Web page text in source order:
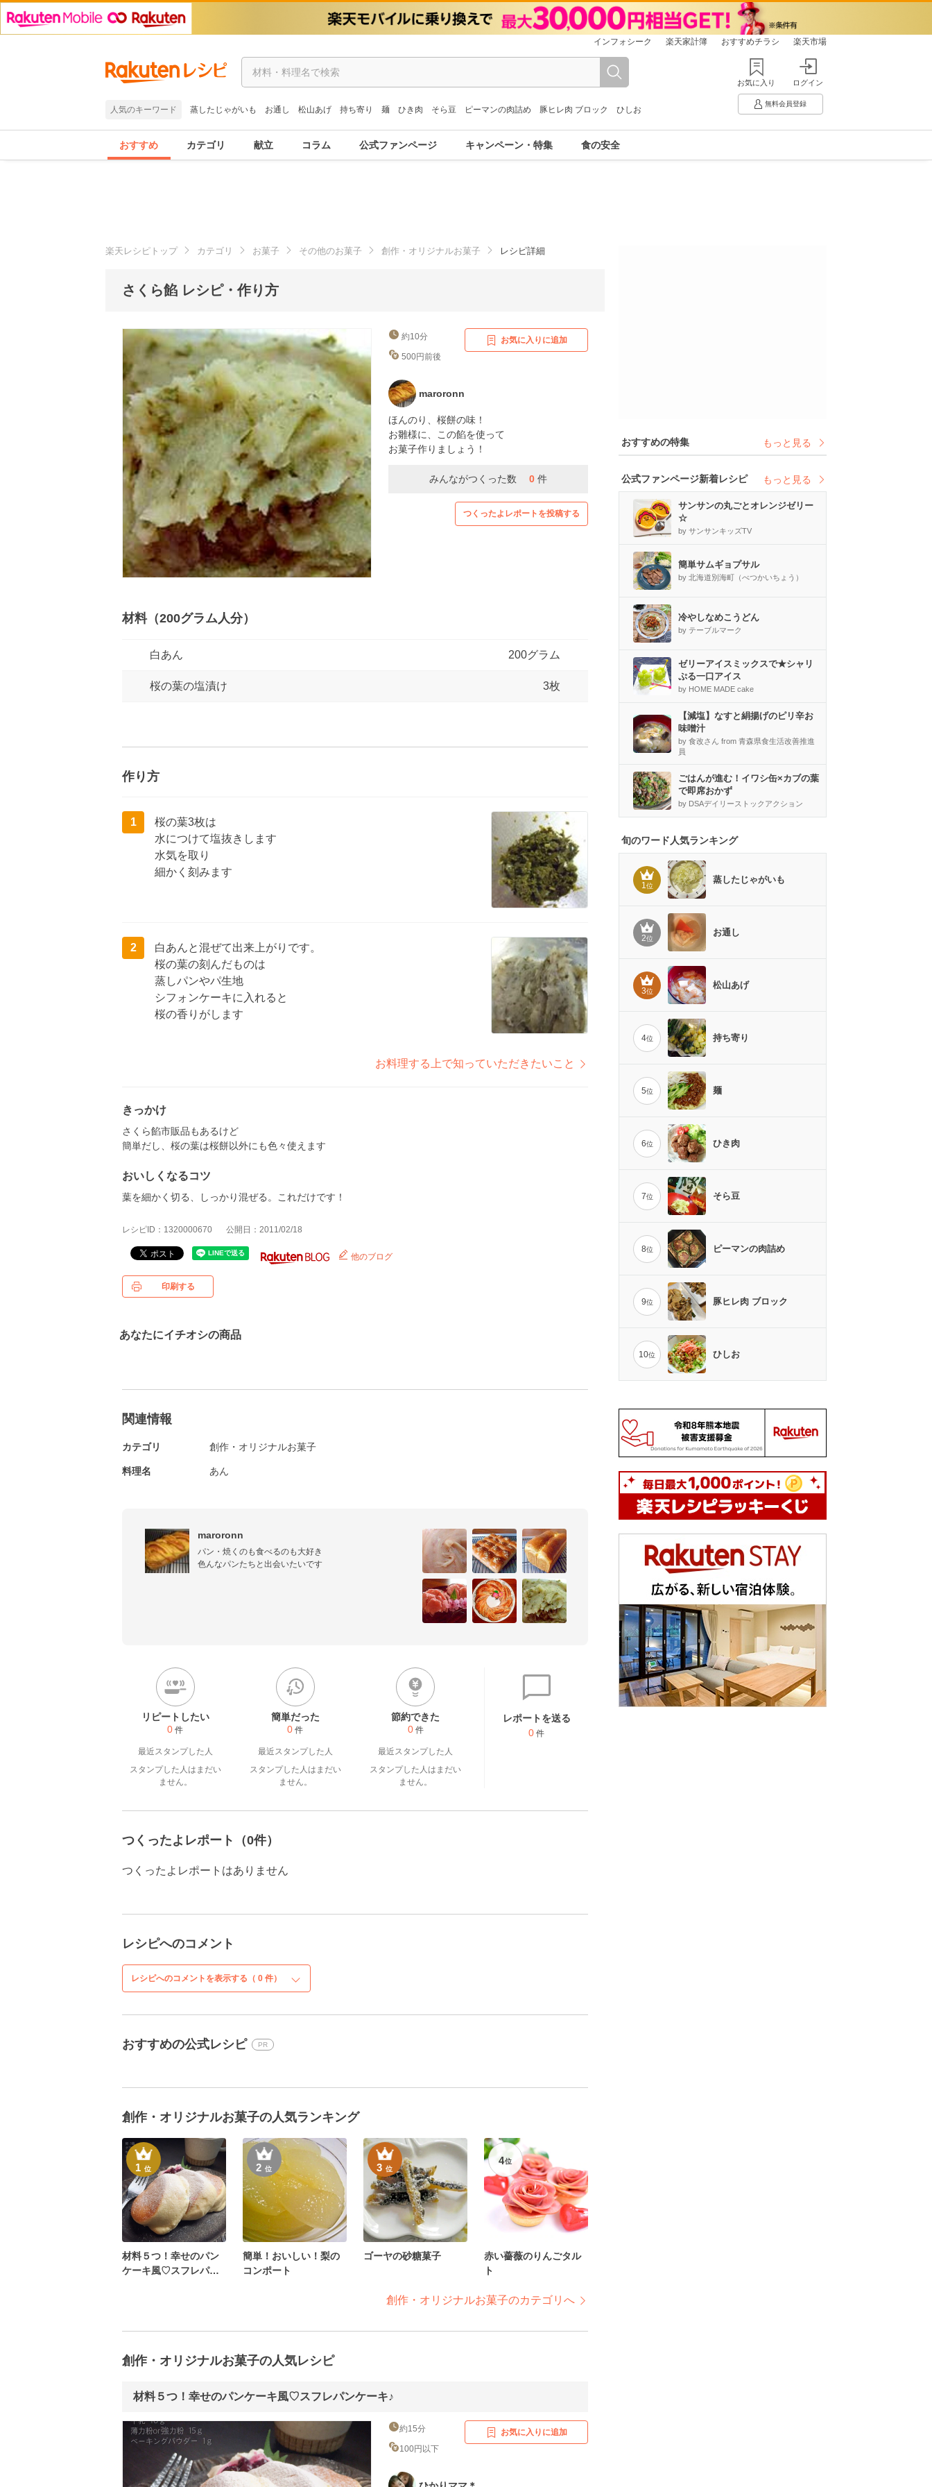
インフォシーク 楽天家計簿 おすすめチラシ 楽天市場
人気のキーワード 蒸したじゃがいも お通し 松山あげ 持ち寄り 麺 ひき肉 そら豆 ピーマンの肉詰め 豚ヒレ肉 ブロック ひしお
お気に入り ログイン
無料会員登録
おすすめ カテゴリ 献立 コラム 公式ファンページ キャンペーン・特集 食の安全
楽天レシピトップ カテゴリ お菓子 その他のお菓子 創作・オリジナルお菓子 レシピ詳細
さくら餡 レシピ・作り方
約10分
500円前後
お気に入りに追加
maroronn
ほんのり、桜餅の味！
お雛様に、この餡を使って
お菓子作りましょう！
みんながつくった数 0 件
つくったよレポートを投稿する
材料（200グラム人分）
白あん 200グラム
桜の葉の塩漬け 3枚
作り方
1
桜の葉3枚は
水につけて塩抜きします
水気を取り
細かく刻みます
2
白あんと混ぜて出来上がりです。
桜の葉の刻んだものは
蒸しパンやパ生地
シフォンケーキに入れると
桜の香りがします
お料理する上で知っていただきたいこと
きっかけ
さくら餡市販品もあるけど
簡単だし、桜の葉は桜餅以外にも色々使えます
おいしくなるコツ
葉を細かく切る、しっかり混ぜる。これだけです！
レシピID：1320000670 公開日：2011/02/18
他のブログ
印刷する
あなたにイチオシの商品
関連情報
カテゴリ 創作・オリジナルお菓子
料理名 あん
maroronn
パン・焼くのも食べるのも大好き
色んなパンたちと出会いたいです
リピートしたい
0 件
最近スタンプした人
スタンプした人はまだい
ません。
簡単だった
0 件
最近スタンプした人
スタンプした人はまだい
ません。
節約できた
0 件
最近スタンプした人
スタンプした人はまだい
ません。
レポートを送る
0 件
つくったよレポート（0件）
つくったよレポートはありません
レシピへのコメント
レシピへのコメントを表示する（ 0 件）
おすすめの公式レシピ PR
創作・オリジナルお菓子の人気ランキング
1位
材料５つ！幸せのパン
ケーキ風♡スフレパン
2位
簡単！おいしい！梨の
コンポート
3位
ゴーヤの砂糖菓子
4位
赤い薔薇のりんごタル
ト
創作・オリジナルお菓子のカテゴリへ
創作・オリジナルお菓子の人気レシピ
材料５つ！幸せのパンケーキ風♡スフレパンケーキ♪
約15分
100円以下
お気に入りに追加
おすすめの特集 もっと見る
公式ファンページ新着レシピ もっと見る
サンサンの丸ごとオレンジゼリー
☆
by サンサンキッズTV
簡単サムギョプサル
by 北海道別海町（べつかいちょう）
冷やしなめこうどん
by テーブルマーク
ゼリーアイスミックスで★シャリ
ぷる一口アイス
by HOME MADE cake
【減塩】なすと絹揚げのピリ辛お
味噌汁
by 食改さん from 青森県食生活改善推進
員
ごはんが進む！イワシ缶×カブの葉
で即席おかず
by DSAデイリーストックアクション
旬のワード人気ランキング
1位
蒸したじゃがいも
2位
お通し
3位
松山あげ
4位 持ち寄り
5位 麺
6位 ひき肉
7位 そら豆
8位 ピーマンの肉詰め
9位 豚ヒレ肉 ブロック
10位 ひしお